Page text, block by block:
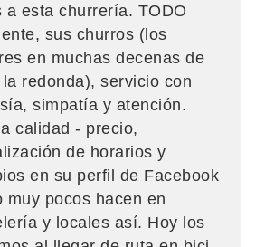
a esta churrería. TODO
sus churros (los
en muchas decenas de
la redonda), servicio con
simpatía y atención.
calidad - precio,
de horarios y
en su perfil de Facebook
muy pocos hacen en
y locales así. Hoy los